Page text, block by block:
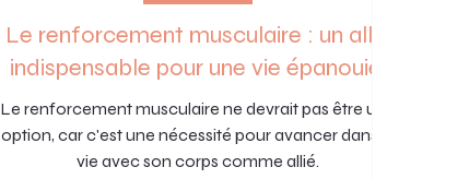
Le renforcement musculaire : un allié
indispensable pour une vie épanouie.
Le renforcement musculaire ne devrait pas être une
option, car c'est une nécessité pour avancer dans la
vie avec son corps comme allié.